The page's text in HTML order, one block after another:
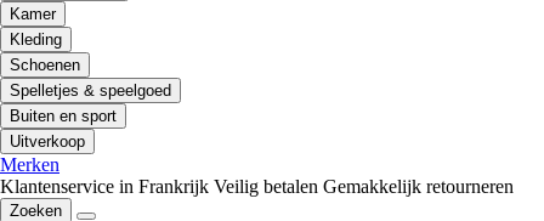
Kamer
Kleding
Schoenen
Spelletjes & speelgoed
Buiten en sport
Uitverkoop
Merken
Klantenservice in Frankrijk Veilig betalen Gemakkelijk retourneren
Zoeken